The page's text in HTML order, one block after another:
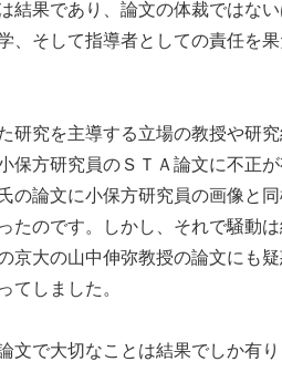
結果であり、論文の体裁ではな
、そして指導者としての責任を
究を主導する立場の教授や研
保方研究員のＳＴＡ論文に不正
の論文に小保方研究員の画像と
たのです。しかし、それで騒動
京大の山中伸弥教授の論文にも
てしました。
文で大切なことは結果でしか有